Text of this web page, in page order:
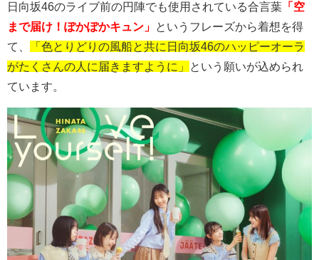
日向坂46のライブ前の円陣でも使用されている合言葉 「空
まで届け！ぽかぽかキュン」
というフレーズから着想を得
て、
「色とりどりの風船と共に日向坂46のハッピーオーラ
がたくさんの人に届きますように」
という願いが込められ
ています。